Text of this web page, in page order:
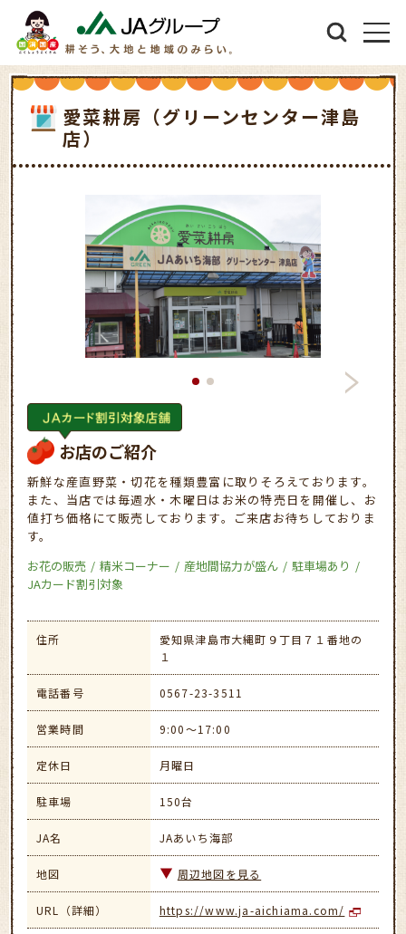
愛菜耕房（グリーンセンター津島
店）
お店のご紹介
新鮮な産直野菜・切花を種類豊富に取りそろえております。
また、当店では毎週水・木曜日はお米の特売日を開催し、お
値打ち価格にて販売しております。ご来店お待ちしておりま
す。
お花の販売
精米コーナー 産地間協力が盛ん
駐車場あり
JAカード割引対象
住所
愛知県津島市大縄町９丁目７１番地の
１
電話番号 0567-23-3511
営業時間 9:00～17:00
定休日 月曜日
駐車場 150台
JA名 JAあいち海部
地図 周辺地図を見る
URL（詳細） https://www.ja-aichiama.com/